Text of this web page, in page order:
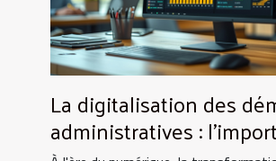
La digitalisation des
administratives :